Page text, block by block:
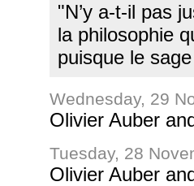
"N’y a-t-il pas
la philosophie
puisque le
Wednesday, 29
Olivier Auber
Tuesday, 28
Olivier Auber